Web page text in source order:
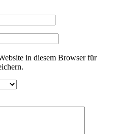
in diesem Browser für